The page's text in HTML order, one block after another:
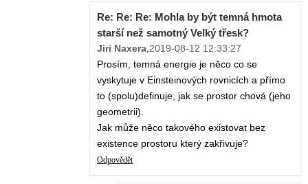
Re: Re: Re: Mohla by být temná hmota
starší než samotný Velký třesk?
Jiri Naxera 2019-08-12 12:33:27
Prosím, temná energie je něco co se
vyskytuje v Einsteinových rovnicích a přímo
to (spolu)definuje, jak se prostor chová (jeho
geometrii).
Jak může něco takového existovat bez
existence prostoru který zakřivuje?
Odpovědět